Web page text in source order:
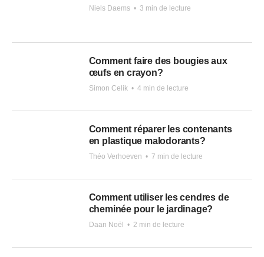
Niels Daems • 3 min de lecture
Comment faire des bougies aux
œufs en crayon?
Simon Celik • 4 min de lecture
Comment réparer les contenants
en plastique malodorants?
Théo Verhoeven • 7 min de lecture
Comment utiliser les cendres de
cheminée pour le jardinage?
Daan Noël • 2 min de lecture